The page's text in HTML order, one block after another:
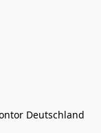
Deutschland